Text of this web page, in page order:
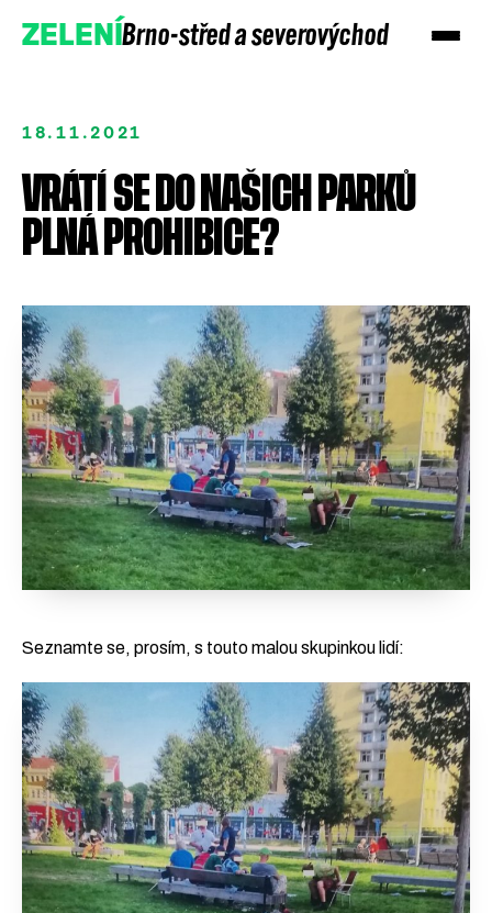
ZELENÍBrno-střed a severovýchod
Přidejte se
Podpořte nás
18.11.2021
VRÁTÍ SE DO NAŠICH PARKŮ
PLNÁ PROHIBICE?
Seznamte se, prosím, s touto malou skupinkou lidí: